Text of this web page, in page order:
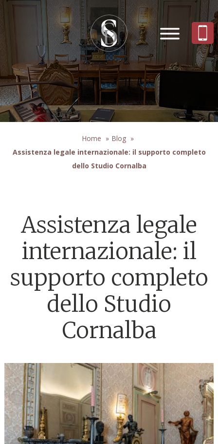
Home » Blog »
Assistenza legale internazionale: il supporto completo
dello Studio Cornalba
Assistenza legale
internazionale: il
supporto completo
dello Studio
Cornalba